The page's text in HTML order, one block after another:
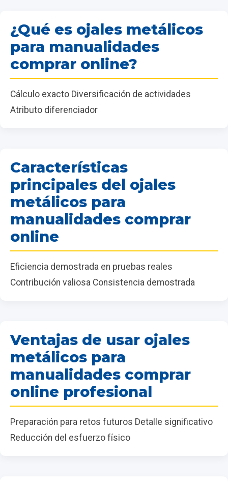
¿Qué es ojales metálicos
para manualidades
comprar online?
Cálculo exacto Diversificación de actividades
Atributo diferenciador
Características
principales del ojales
metálicos para
manualidades comprar
online
Eficiencia demostrada en pruebas reales
Contribución valiosa Consistencia demostrada
Ventajas de usar ojales
metálicos para
manualidades comprar
online profesional
Preparación para retos futuros Detalle significativo
Reducción del esfuerzo físico